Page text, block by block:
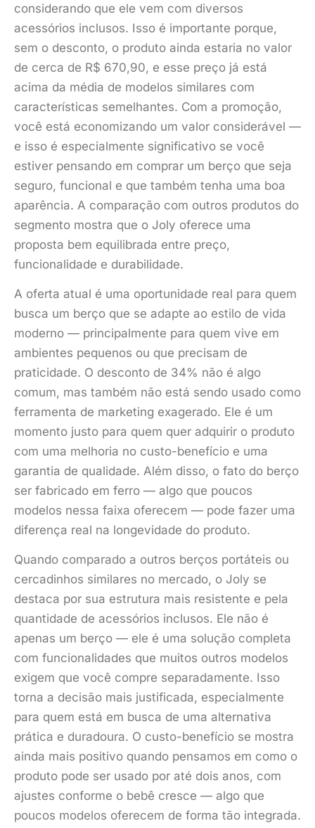
considerando que ele vem com diversos
acessórios inclusos. Isso é importante porque,
sem o desconto, o produto ainda estaria no valor
de cerca de R$ 670,90, e esse preço já está
acima da média de modelos similares com
características semelhantes. Com a promoção,
você está economizando um valor considerável —
e isso é especialmente significativo se você
estiver pensando em comprar um berço que seja
seguro, funcional e que também tenha uma boa
aparência. A comparação com outros produtos do
segmento mostra que o Joly oferece uma
proposta bem equilibrada entre preço,
funcionalidade e durabilidade.
A oferta atual é uma oportunidade real para quem
busca um berço que se adapte ao estilo de vida
moderno — principalmente para quem vive em
ambientes pequenos ou que precisam de
praticidade. O desconto de 34% não é algo
comum, mas também não está sendo usado como
ferramenta de marketing exagerado. Ele é um
momento justo para quem quer adquirir o produto
com uma melhoria no custo-benefício e uma
garantia de qualidade. Além disso, o fato do berço
ser fabricado em ferro — algo que poucos
modelos nessa faixa oferecem — pode fazer uma
diferença real na longevidade do produto.
Quando comparado a outros berços portáteis ou
cercadinhos similares no mercado, o Joly se
destaca por sua estrutura mais resistente e pela
quantidade de acessórios inclusos. Ele não é
apenas um berço — ele é uma solução completa
com funcionalidades que muitos outros modelos
exigem que você compre separadamente. Isso
torna a decisão mais justificada, especialmente
para quem está em busca de uma alternativa
prática e duradoura. O custo-benefício se mostra
ainda mais positivo quando pensamos em como o
produto pode ser usado por até dois anos, com
ajustes conforme o bebê cresce — algo que
poucos modelos oferecem de forma tão integrada.